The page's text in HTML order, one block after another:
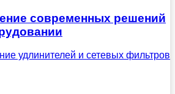
современных решений
удлинителей и сетевых фильтров